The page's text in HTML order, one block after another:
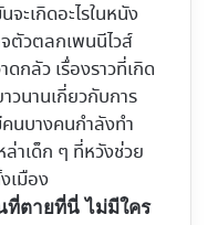
ะเกิดอะไรในหนัง
ตัวตลกเพนนีไวส์
กลัว เรื่องราวที่เกิด
วนานเกี่ยวกับการ
นบางคนกำลังทำ
าเด็ก ๆ ที่หวังช่วย
เมือง
ที่ตายที่นี่ ไม่มีใคร